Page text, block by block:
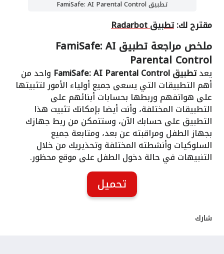
تطبيق FamiSafe: AI Parental Control
مقترح لك:تطبيق Radarbot
ملخص مراجعة تطبيق FamiSafe: AI
Parental Control
يعدتطبيق FamiSafe: AI Parental Control واحد من
أهم التطبيقات التي يسعى جميع أولياء الأمور لتثبيتها
على هواتفهم وربطها بحسابات أبنائهم على
التطبيقات المختلفة، وأنت أيضا بإمكانك تثبيت هذا
التطبيق على حسابك الآن، وستتمكن من ربط جهازك
بجهاز الطفل ومراقبته عن بعد، ومتابعة جميع
السلوكيات وأنشطته المختلفة وتحذيريك من خلال
التنبيهات في حالة دخول الطفل على موقع محظور.
تحميل
شارك